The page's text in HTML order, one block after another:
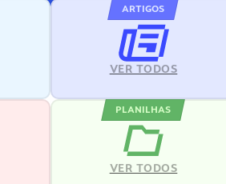
ARTIGOS
VER TODOS
PLANILHAS
VER TODOS